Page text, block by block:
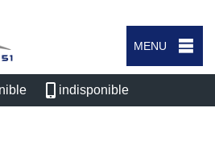
MENU
indisponible